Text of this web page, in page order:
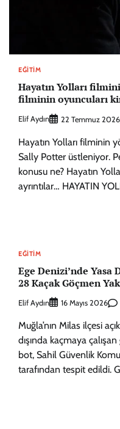
EĞITIM
Hayatın Yolları
filminin oyuncuları
Elif Aydın 22 Temmuz 2026
Hayatın Yolları filminin
Sally Potter üstleniyor.
konusu ne? Hayatın
ayrıntılar… HAYATIN
EĞITIM
Ege Denizi’nde Yasa
28 Kaçak Göçmen
Elif Aydın 16 Mayıs 2026
Muğla’nın Milas ilçesi
dışında kaçmaya
bot, Sahil Güvenlik
tarafından tespit edildi.